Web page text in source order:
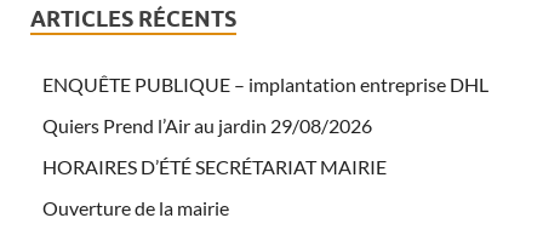
ARTICLES RÉCENTS
ENQUÊTE PUBLIQUE – implantation entreprise DHL
Quiers Prend l’Air au jardin 29/08/2026
HORAIRES D’ÉTÉ SECRÉTARIAT MAIRIE
Ouverture de la mairie